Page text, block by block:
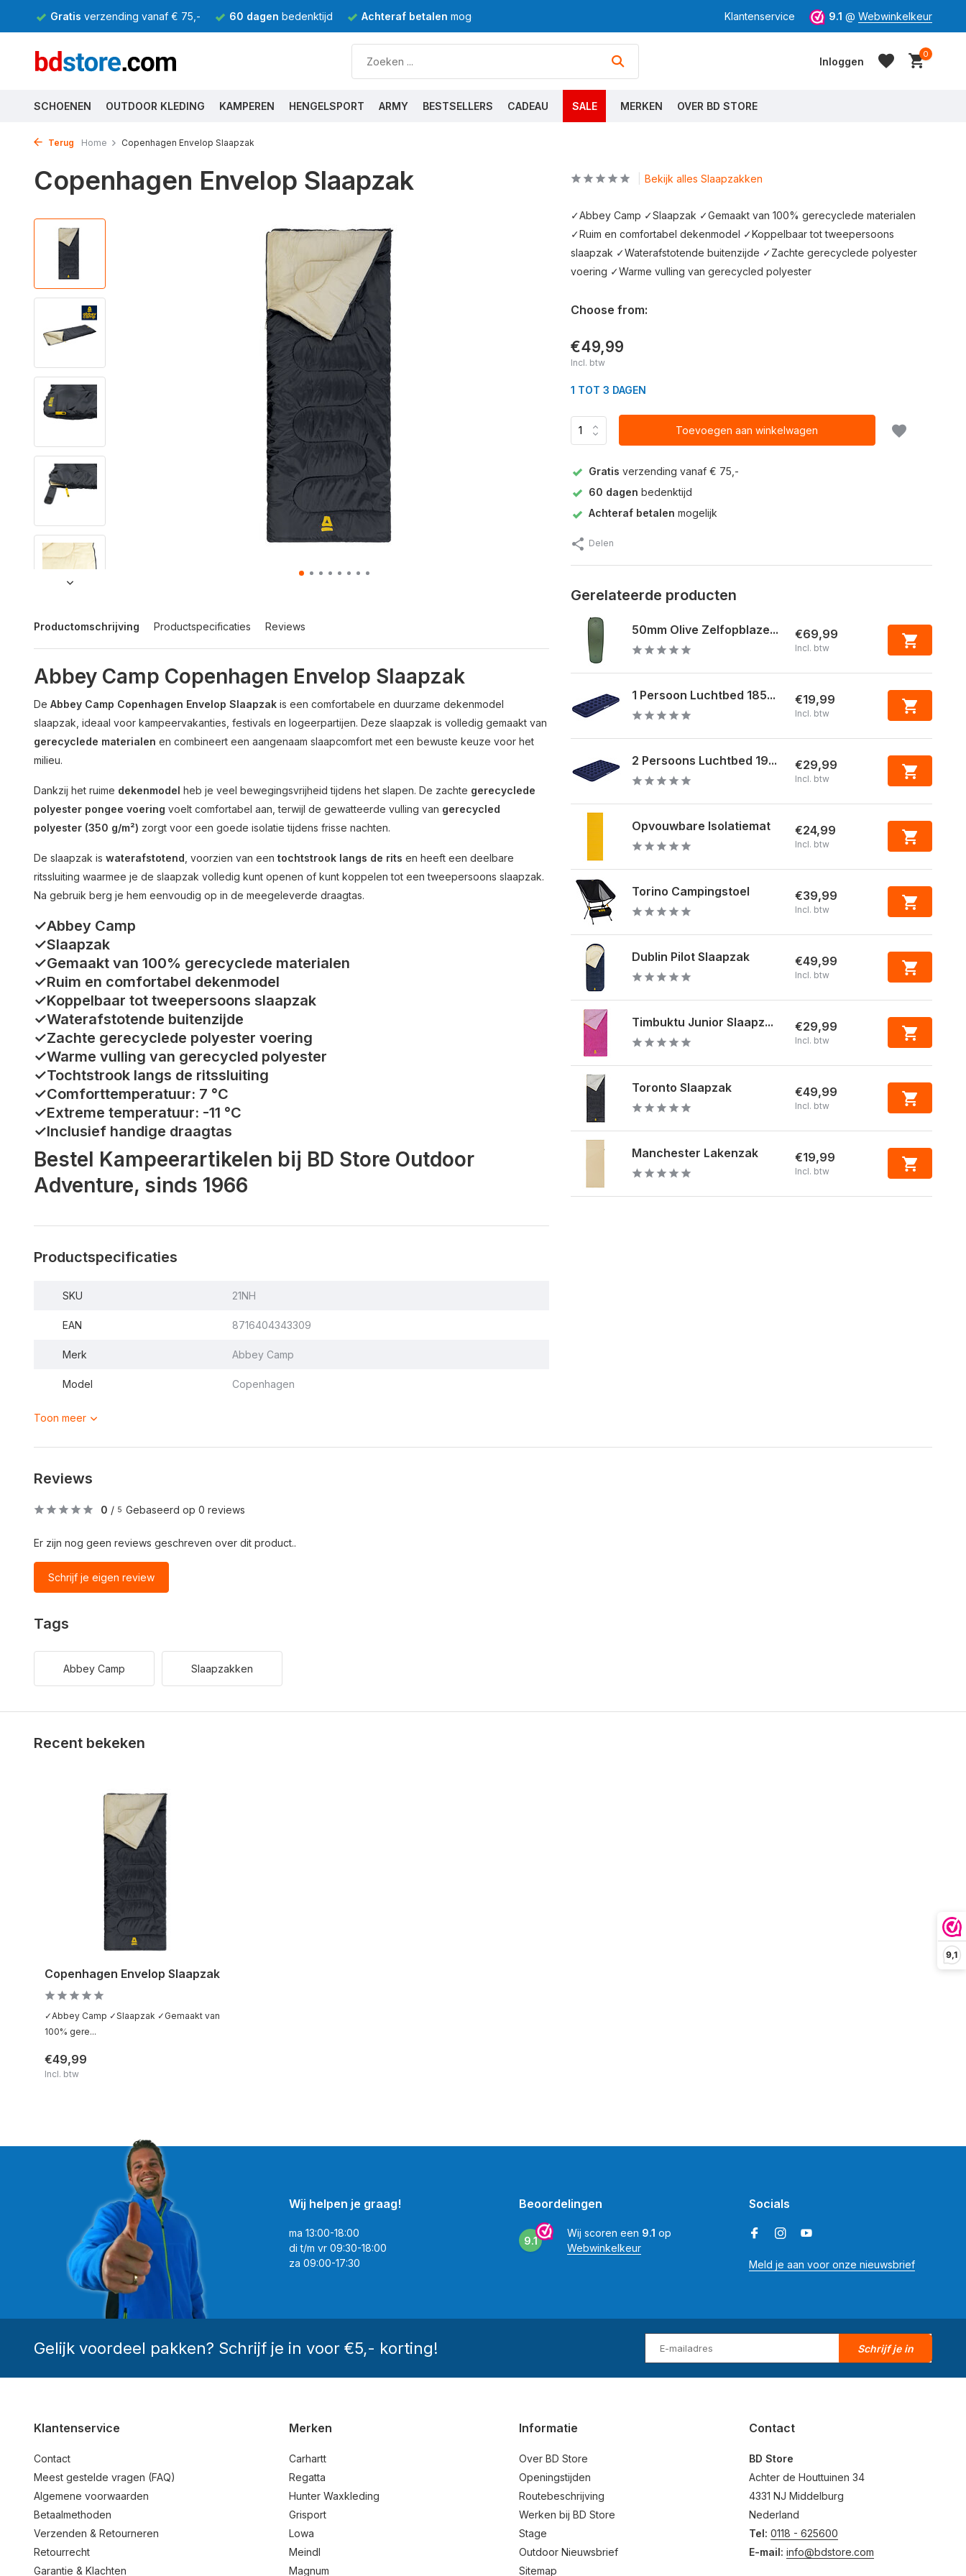
9,1
Gratis verzending vanaf € 75,- 60 dagen bedenktijd Achteraf betalen mogelijk Klantenservice 9.1 @ Webwinkelkeur
Inloggen
0
SCHOENEN OUTDOOR KLEDING KAMPEREN HENGELSPORT ARMY BESTSELLERS CADEAU SALE MERKEN OVER BD STORE
Terug Home Copenhagen Envelop Slaapzak
Copenhagen Envelop Slaapzak
Productomschrijving Productspecificaties Reviews
Abbey Camp Copenhagen Envelop Slaapzak
De Abbey Camp Copenhagen Envelop Slaapzak is een comfortabele en duurzame dekenmodel
slaapzak, ideaal voor kampeervakanties, festivals en logeerpartijen. Deze slaapzak is volledig gemaakt van
gerecyclede materialen en combineert een aangenaam slaapcomfort met een bewuste keuze voor het
milieu.
Dankzij het ruime dekenmodel heb je veel bewegingsvrijheid tijdens het slapen. De zachte gerecyclede
polyester pongee voering voelt comfortabel aan, terwijl de gewatteerde vulling van gerecycled
polyester (350 g/m²) zorgt voor een goede isolatie tijdens frisse nachten.
De slaapzak is waterafstotend , voorzien van een tochtstrook langs de rits en heeft een deelbare
ritssluiting waarmee je de slaapzak volledig kunt openen of kunt koppelen tot een tweepersoons slaapzak.
Na gebruik berg je hem eenvoudig op in de meegeleverde draagtas.
✓Abbey Camp
✓Slaapzak
✓Gemaakt van 100% gerecyclede materialen
✓Ruim en comfortabel dekenmodel
✓Koppelbaar tot tweepersoons slaapzak
✓Waterafstotende buitenzijde
✓Zachte gerecyclede polyester voering
✓Warme vulling van gerecycled polyester
✓Tochtstrook langs de ritssluiting
✓Comforttemperatuur: 7 °C
✓Extreme temperatuur: -11 °C
✓Inclusief handige draagtas
Bestel Kampeerartikelen bij BD Store Outdoor
Adventure, sinds 1966
Productspecificaties
SKU 21NH
EAN 8716404343309
Merk Abbey Camp
Model Copenhagen
Toon meer
Bekijk alles Slaapzakken
✓Abbey Camp ✓Slaapzak ✓Gemaakt van 100% gerecyclede materialen
✓Ruim en comfortabel dekenmodel ✓Koppelbaar tot tweepersoons
slaapzak ✓Waterafstotende buitenzijde ✓Zachte gerecyclede polyester
voering ✓Warme vulling van gerecycled polyester
Choose from:
€49,99
Incl. btw
1 TOT 3 DAGEN
Toevoegen aan winkelwagen
Gratis verzending vanaf € 75,-
60 dagen bedenktijd
Achteraf betalen mogelijk
Delen
Gerelateerde producten
50mm Olive Zelfopblaze... €69,99
Incl. btw
1 Persoon Luchtbed 185... €19,99
Incl. btw
2 Persoons Luchtbed 19... €29,99
Incl. btw
Opvouwbare Isolatiemat €24,99
Incl. btw
Torino Campingstoel €39,99
Incl. btw
Dublin Pilot Slaapzak €49,99
Incl. btw
Timbuktu Junior Slaapz... €29,99
Incl. btw
Toronto Slaapzak €49,99
Incl. btw
Manchester Lakenzak €19,99
Incl. btw
Reviews
0 / 5 Gebaseerd op 0 reviews
Er zijn nog geen reviews geschreven over dit product..
Schrijf je eigen review
Tags
Abbey Camp Slaapzakken
Recent bekeken
Copenhagen Envelop Slaapzak
✓Abbey Camp ✓Slaapzak ✓Gemaakt van
100% gere...
€49,99
Incl. btw
Wij helpen je graag!
ma 13:00-18:00
di t/m vr 09:30-18:00
za 09:00-17:30
Beoordelingen
9.1
Wij scoren een 9.1 op
Webwinkelkeur
Socials
Meld je aan voor onze nieuwsbrief
Gelijk voordeel pakken? Schrijf je in voor €5,- korting! Schrijf je in
Klantenservice
Contact
Meest gestelde vragen (FAQ)
Algemene voorwaarden
Betaalmethoden
Verzenden & Retourneren
Retourrecht
Garantie & Klachten
Merken
Carhartt
Regatta
Hunter Waxkleding
Grisport
Lowa
Meindl
Magnum
Informatie
Over BD Store
Openingstijden
Routebeschrijving
Werken bij BD Store
Stage
Outdoor Nieuwsbrief
Sitemap
Contact
BD Store
Achter de Houttuinen 34
4331 NJ Middelburg
Nederland
Tel: 0118 - 625600
E-mail: info@bdstore.com